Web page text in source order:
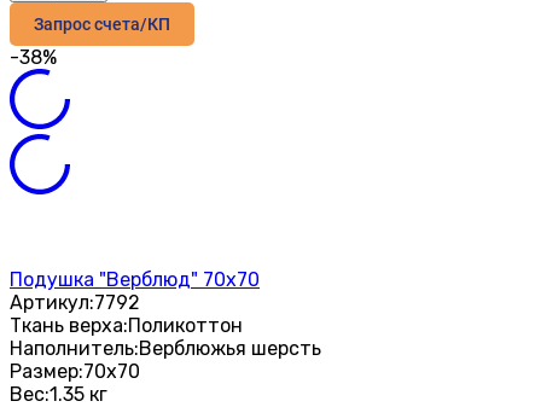
Запрос счета/КП
-38%
Подушка "Верблюд" 70х70
Артикул:7792
Ткань верха:Поликоттон
Наполнитель:Верблюжья шерсть
Размер:70х70
Вес:1.35 кг